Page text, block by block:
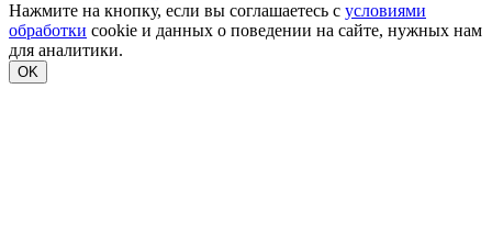
Нажмите на кнопку, если вы соглашаетесь с условиями
обработки cookie и данных о поведении на сайте, нужных нам
для аналитики.
OK